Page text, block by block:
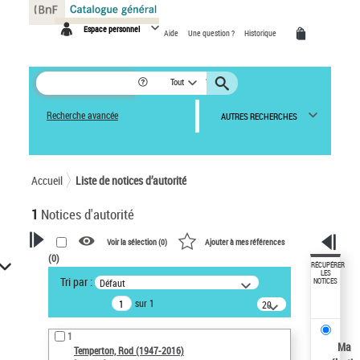
Espace personnel Aide Une question ? Historique
Tout
Recherche avancée AUTRES RECHERCHES
Accueil Liste de notices d’autorité
1 Notices d'autorité
VOTRE RECHERCHE
Recherche avancée dans les
notices d’autorité
Œuvres liées à l'auteur :
Temperton, Rod (1947-2016)
Voir la sélection (0) Ajouter à mes références
(0)
Tri par : Défaut
sur 1
20
résultats/page
1
Temperton, Rod (1947-2016)
RÉCUPÉRER
LES
NOTICES
Ma
Panneau de gestion des cookies